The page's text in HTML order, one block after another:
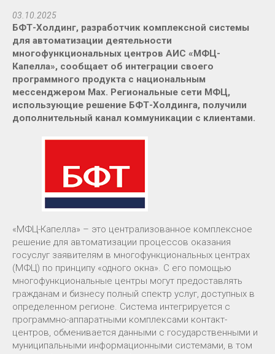
03.10.2025
БФТ-Холдинг, разработчик комплексной системы
для автоматизации деятельности
многофункциональных центров АИС «МФЦ-
Капелла», сообщает об интеграции своего
программного продукта с национальным
мессенджером Max. Региональные сети МФЦ,
использующие решение БФТ-Холдинга, получили
дополнительный канал коммуникации с клиентами.
«МФЦ-Капелла» – это централизованное комплексное
решение для автоматизации процессов оказания
госуслуг заявителям в многофункциональных центрах
(МФЦ) по принципу «одного окна». С его помощью
многофункциональные центры могут предоставлять
гражданам и бизнесу полный спектр услуг, доступных в
определенном регионе. Система интегрируется с
программно-аппаратными комплексами контакт-
центров, обменивается данными с государственными и
муниципальными информационными системами, в том